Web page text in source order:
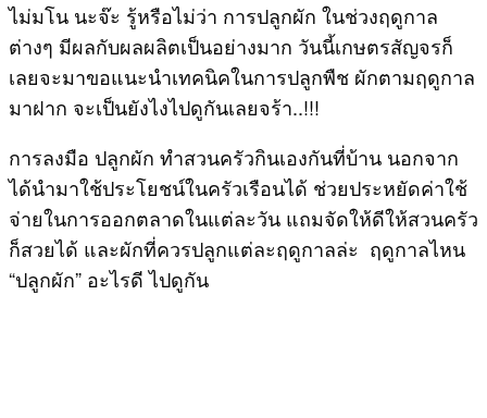
ไม่มโน นะจ๊ะ รู้หรือไม่ว่า การปลูกผัก ในช่วงฤดูกาล
ต่างๆ มีผลกับผลผลิตเป็นอย่างมาก วันนี้เกษตรสัญจรก็
เลยจะมาขอแนะนำเทคนิคในการปลูกพืช ผักตามฤดูกาล
มาฝาก จะเป็นยังไงไปดูกันเลยจร้า..!!!
การลงมือ ปลูกผัก ทำสวนครัวกินเองกันที่บ้าน นอกจาก
ได้นำมาใช้ประโยชน์ในครัวเรือนได้ ช่วยประหยัดค่าใช้
จ่ายในการออกตลาดในแต่ละวัน แถมจัดให้ดีให้สวนครัว
ก็สวยได้ และผักที่ควรปลูกแต่ละฤดูกาลล่ะ ฤดูกาลไหน
“ปลูกผัก” อะไรดี ไปดูกัน